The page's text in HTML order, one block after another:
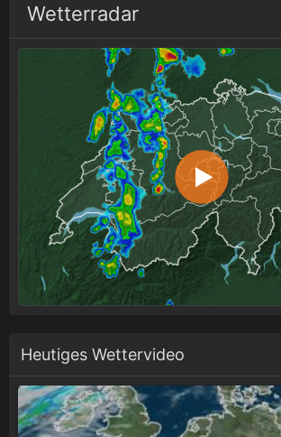
Wetterradar
Heutiges Wettervideo